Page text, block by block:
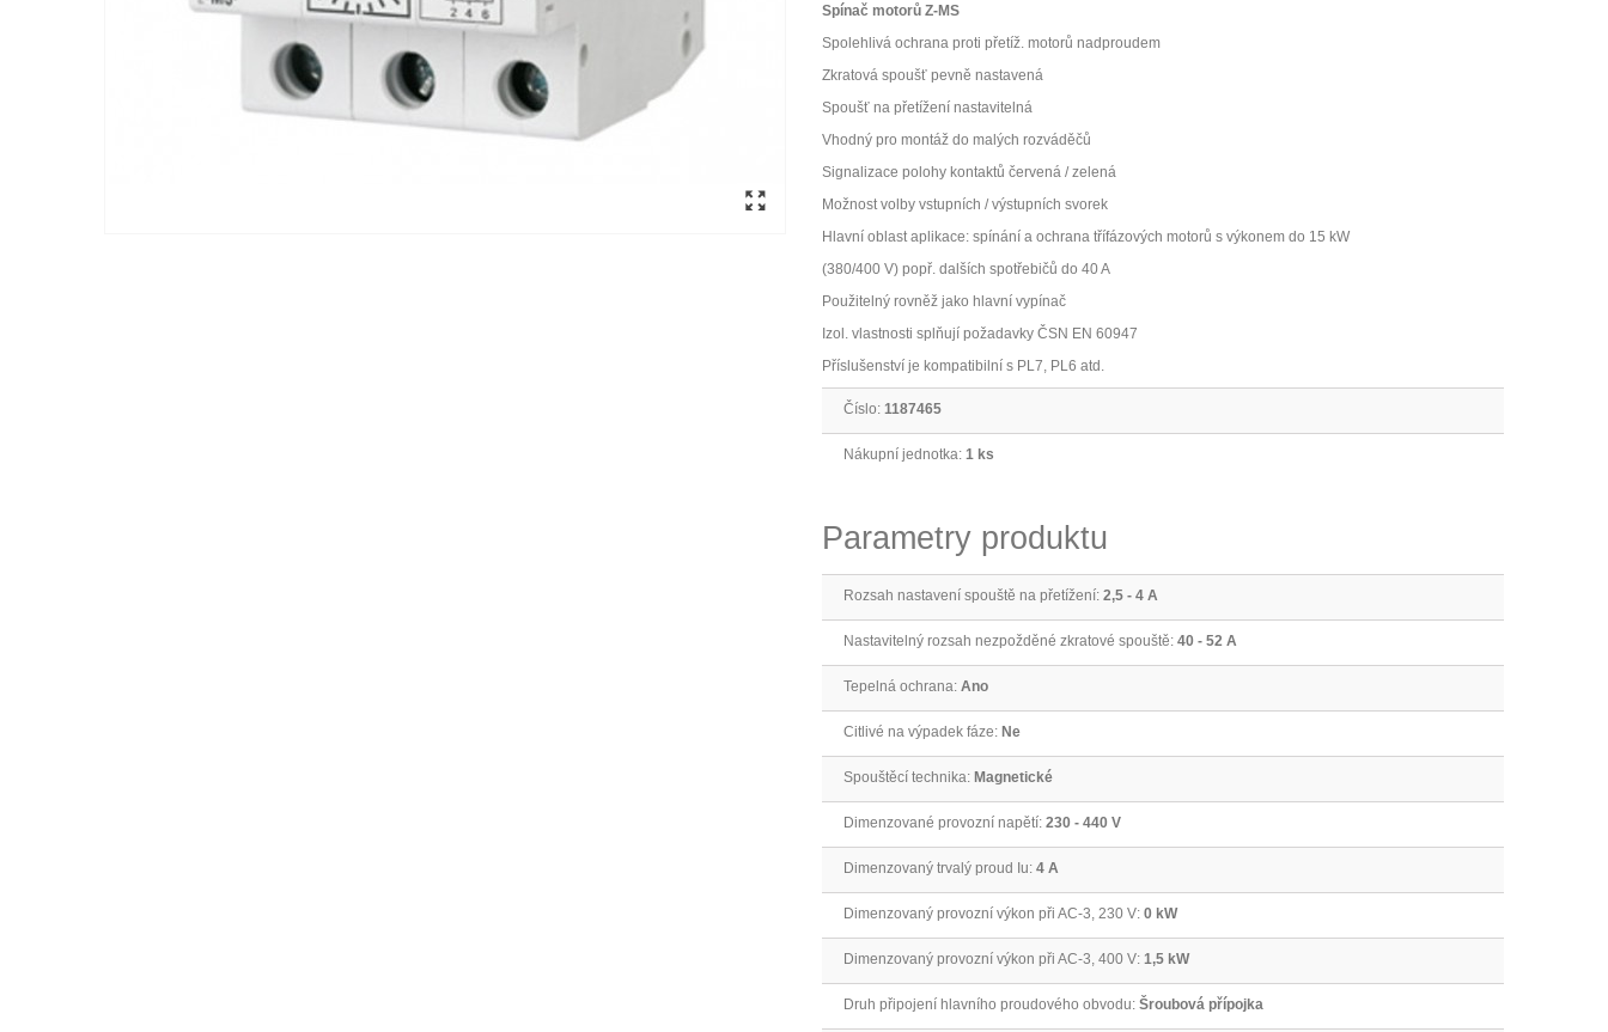
Spínač motorů Z-MS
Spolehlivá ochrana proti přetíž. motorů nadproudem
Zkratová spoušť pevně nastavená
Spoušť na přetížení nastavitelná
Vhodný pro montáž do malých rozváděčů
Signalizace polohy kontaktů červená / zelená
Možnost volby vstupních / výstupních svorek
Hlavní oblast aplikace: spínání a ochrana třífázových motorů s výkonem do 15 kW
(380/400 V) popř. dalších spotřebičů do 40 A
Použitelný rovněž jako hlavní vypínač
Izol. vlastnosti splňují požadavky ČSN EN 60947
Příslušenství je kompatibilní s PL7, PL6 atd.
Číslo: 1187465
Nákupní jednotka: 1 ks
Parametry produktu
Rozsah nastavení spouště na přetížení: 2,5 - 4 A
Nastavitelný rozsah nezpožděné zkratové spouště: 40 - 52 A
Tepelná ochrana: Ano
Citlivé na výpadek fáze: Ne
Spouštěcí technika: Magnetické
Dimenzované provozní napětí: 230 - 440 V
Dimenzovaný trvalý proud Iu: 4 A
Dimenzovaný provozní výkon při AC-3, 230 V: 0 kW
Dimenzovaný provozní výkon při AC-3, 400 V: 1,5 kW
Druh připojení hlavního proudového obvodu: Šroubová přípojka